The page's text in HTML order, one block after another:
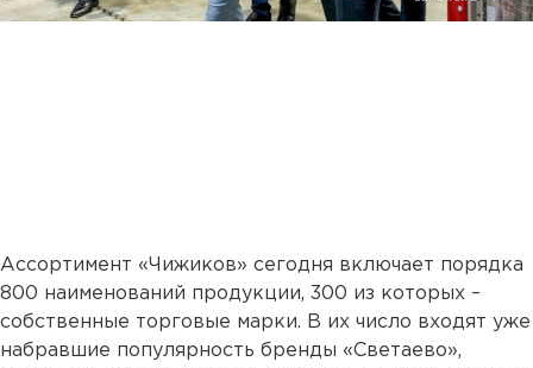
Ассортимент «Чижиков» сегодня включает порядка
800 наименований продукции, 300 из которых –
собственные торговые марки. В их число входят уже
набравшие популярность бренды «Светаево»,